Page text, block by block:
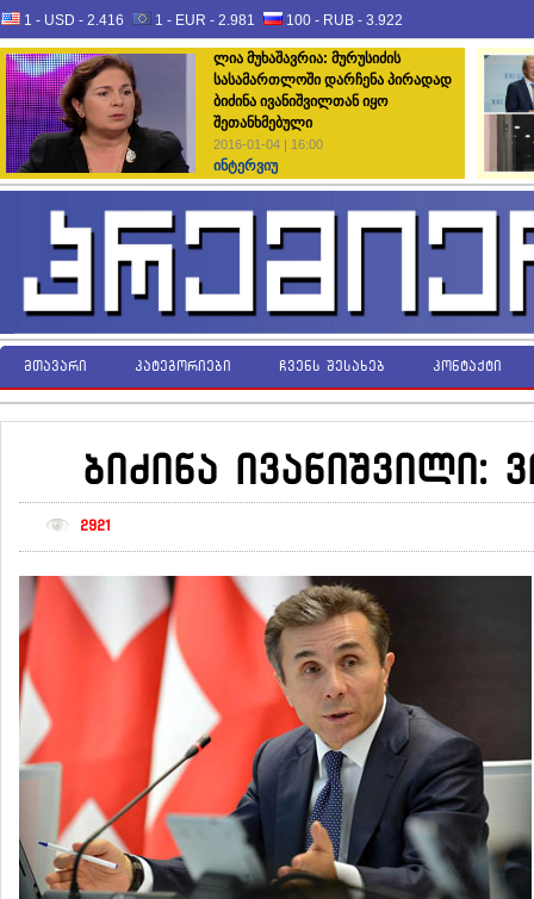
1 - USD - 2.416 1 - EUR - 2.981 100 - RUB - 3.922
ლია მუხაშავრია: მურუსიძის
სასამართლოში დარჩენა პირადად
ბიძინა ივანიშვილთან იყო
შეთანხმებული
2016-01-04 | 16:00
ინტერვიუ
მთავარი კატეგორიები ჩვენს შესახებ კონტაქტი
ბიძინა ივანიშვილი:
2921